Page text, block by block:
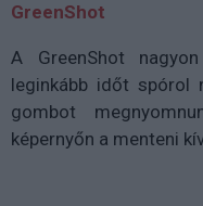
GreenShot
A GreenShot
leginkább időt spórol
gombot
képernyőn a menteni